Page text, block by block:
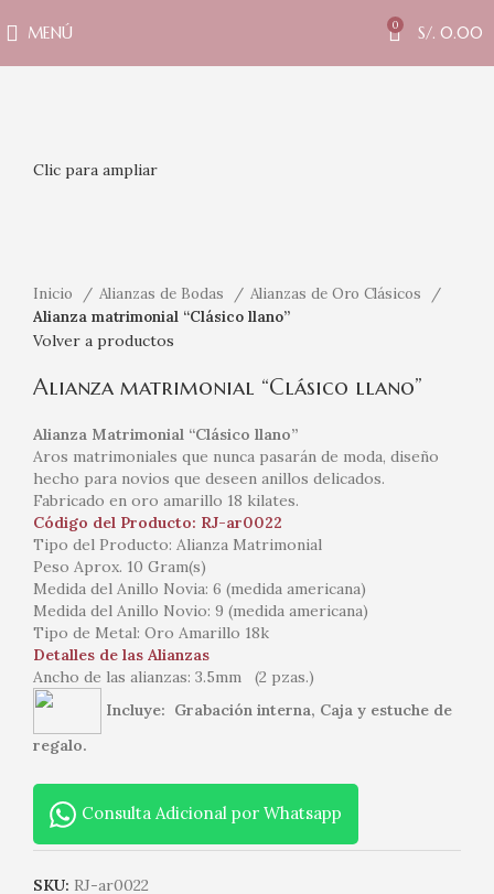
MENÚ 0 S/. 0.00
Clic para ampliar
Inicio Alianzas de Bodas
Alianzas de Oro Clásicos
Alianza matrimonial “Clásico llano”
Volver a productos
Alianza matrimonial “Clásico llano”
Alianza Matrimonial “Clásico llano”
Aros matrimoniales que nunca pasarán de moda, diseño
hecho para novios que deseen anillos delicados.
Fabricado en oro amarillo 18 kilates.
Código del Producto: RJ-ar0022
Tipo del Producto: Alianza Matrimonial
Peso Aprox. 10 Gram(s)
Medida del Anillo Novia: 6 (medida americana)
Medida del Anillo Novio: 9 (medida americana)
Tipo de Metal: Oro Amarillo 18k
Detalles de las Alianzas
Ancho de las alianzas: 3.5mm (2 pzas.)
Incluye: Grabación interna, Caja y estuche de
regalo.
Consulta Adicional por Whatsapp
SKU: RJ-ar0022